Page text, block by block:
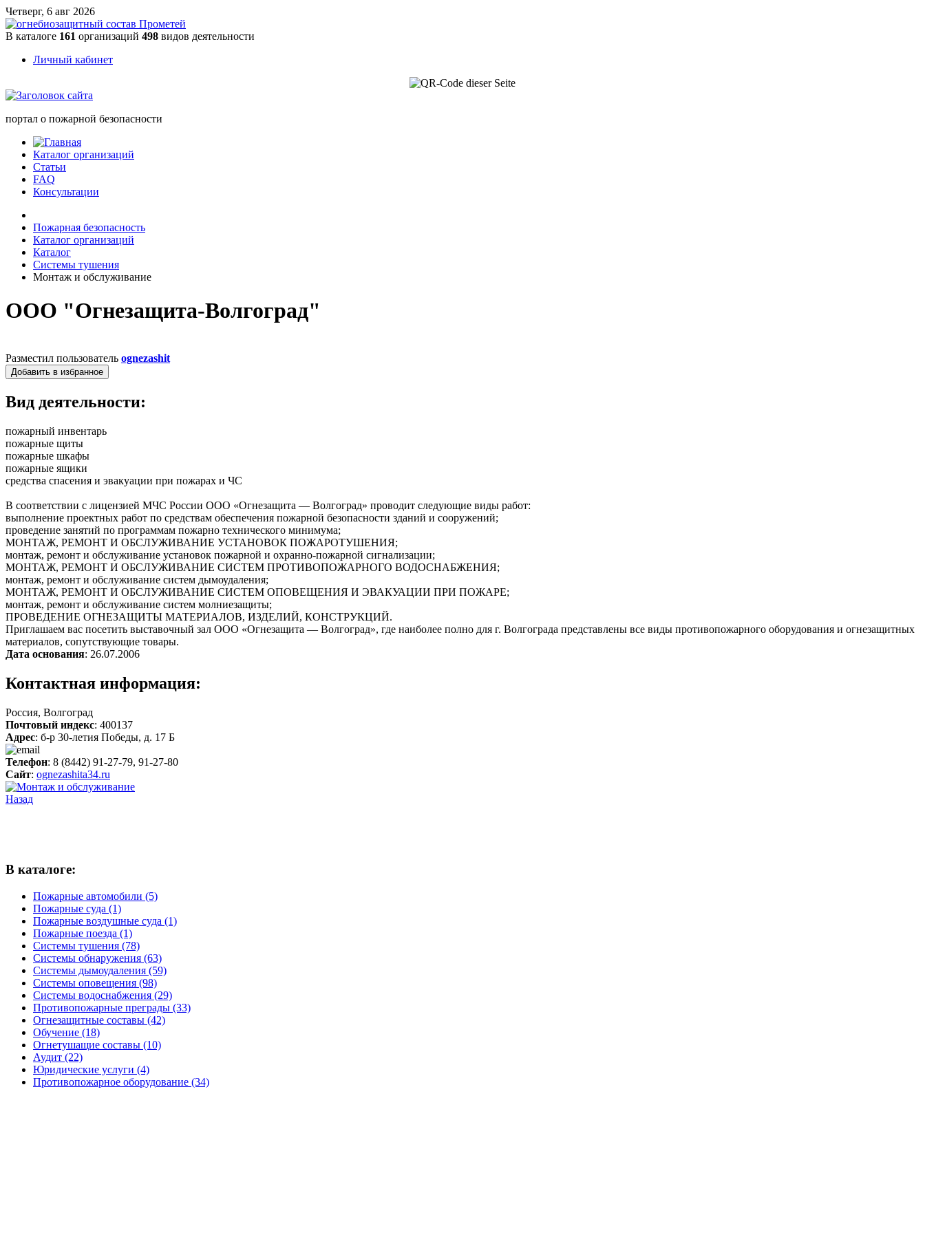
Четверг, 6 авг 2026
В каталоге 161 организаций 498 видов деятельности
Личный кабинет
портал о пожарной безопасности
Каталог организаций
Статьи
FAQ
Консультации
Пожарная безопасность
Каталог организаций
Каталог
Системы тушения
Монтаж и обслуживание
ООО "Огнезащита-Волгоград"
Разместил пользователь ognezashit
Добавить в избранное
Вид деятельности:
пожарный инвентарь
пожарные щиты
пожарные шкафы
пожарные ящики
средства спасения и эвакуации при пожарах и ЧС
В соответствии с лицензией МЧС России ООО «Огнезащита — Волгоград» проводит следующие виды работ:
выполнение проектных работ по средствам обеспечения пожарной безопасности зданий и сооружений;
проведение занятий по программам пожарно технического минимума;
МОНТАЖ, РЕМОНТ И ОБСЛУЖИВАНИЕ УСТАНОВОК ПОЖАРОТУШЕНИЯ;
монтаж, ремонт и обслуживание установок пожарной и охранно-пожарной сигнализации;
МОНТАЖ, РЕМОНТ И ОБСЛУЖИВАНИЕ СИСТЕМ ПРОТИВОПОЖАРНОГО ВОДОСНАБЖЕНИЯ;
монтаж, ремонт и обслуживание систем дымоудаления;
МОНТАЖ, РЕМОНТ И ОБСЛУЖИВАНИЕ СИСТЕМ ОПОВЕЩЕНИЯ И ЭВАКУАЦИИ ПРИ ПОЖАРЕ;
монтаж, ремонт и обслуживание систем молниезащиты;
ПРОВЕДЕНИЕ ОГНЕЗАЩИТЫ МАТЕРИАЛОВ, ИЗДЕЛИЙ, КОНСТРУКЦИЙ.
Приглашаем вас посетить выставочный зал ООО «Огнезащита — Волгоград», где наиболее полно для г. Волгограда представлены все виды противопожарного оборудования и огнезащитных
материалов, сопутствующие товары.
Дата основания: 26.07.2006
Контактная информация:
Россия, Волгоград
Почтовый индекс: 400137
Адрес: б-р 30-летия Победы, д. 17 Б
Телефон: 8 (8442) 91-27-79, 91-27-80
Сайт: ognezashita34.ru
Назад
В каталоге:
Пожарные автомобили (5)
Пожарные суда (1)
Пожарные воздушные суда (1)
Пожарные поезда (1)
Системы тушения (78)
Системы обнаружения (63)
Системы дымоудаления (59)
Системы оповещения (98)
Системы водоснабжения (29)
Противопожарные преграды (33)
Огнезащитные составы (42)
Обучение (18)
Огнетушащие составы (10)
Аудит (22)
Юридические услуги (4)
Противопожарное оборудование (34)